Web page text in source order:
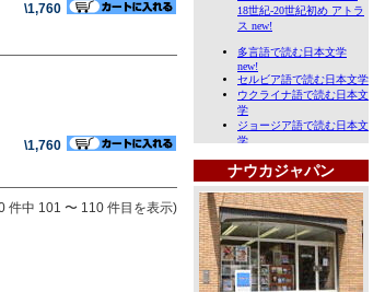
\1,760
\1,760
件中 101 〜 110 件目を表示)
ナウカジャパン